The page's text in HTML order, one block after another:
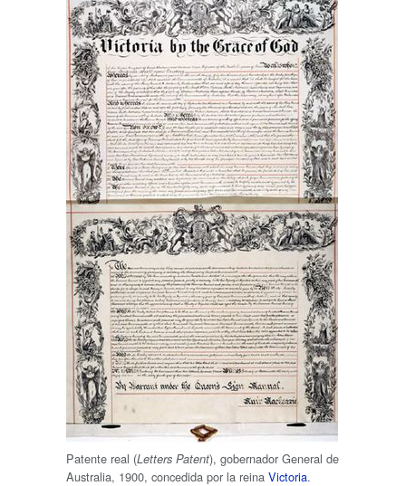
Patente real (Letters Patent), gobernador General de
Australia, 1900, concedida por la reina Victoria.